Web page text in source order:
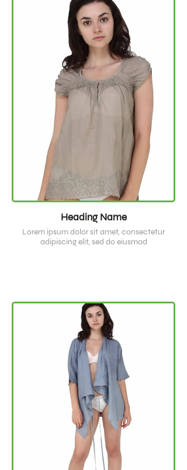
Heading Name
Lorem ipsum dolor sit amet, consectetur
adipiscing elit, sed do eiusmod